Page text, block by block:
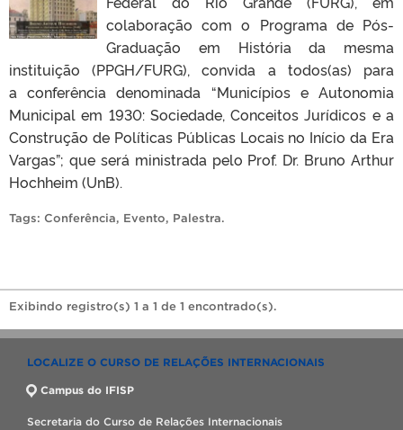
colaboração com o Programa de Pós-
Graduação em História da mesma
instituição (PPGH/FURG), convida a todos(as) para
a conferência denominada “Municípios e Autonomia
Municipal em 1930: Sociedade, Conceitos Jurídicos e a
Construção de Políticas Públicas Locais no Início da Era
Vargas”; que será ministrada pelo Prof. Dr. Bruno Arthur
Hochheim (UnB).
Tags: Conferência, Evento, Palestra.
Exibindo registro(s) 1 a 1 de 1 encontrado(s).
LOCALIZE O CURSO DE RELAÇÕES INTERNACIONAIS
Campus do IFISP
Secretaria do Curso de Relações Internacionais